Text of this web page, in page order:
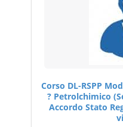
Corso DL-RSPP
? Petrolchimico
Accordo Stato